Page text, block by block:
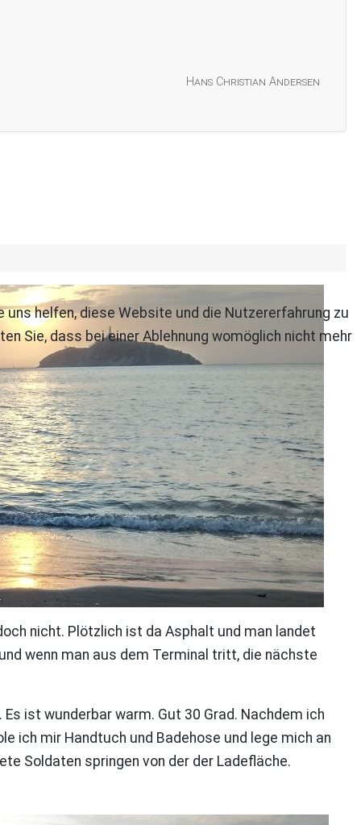
Hans Christian Andersen
nicht. Plötzlich ist da Asphalt und man landet
wenn man aus dem Terminal tritt, die nächste
ist wunderbar warm. Gut 30 Grad. Nachdem ich
ich mir Handtuch und Badehose und lege mich an
Soldaten springen von der der Ladefläche.
helfen, diese Website und die Nutzererfahrung zu
Sie, dass bei einer Ablehnung womöglich nicht mehr